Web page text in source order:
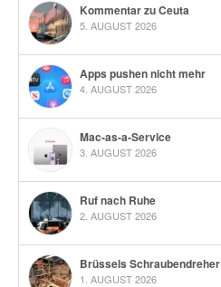
Kommentar zu Ceuta
5. AUGUST 2026
Apps pushen nicht mehr
4. AUGUST 2026
Mac-as-a-Service
3. AUGUST 2026
Ruf nach Ruhe
2. AUGUST 2026
Brüssels Schraubendreher
1. AUGUST 2026